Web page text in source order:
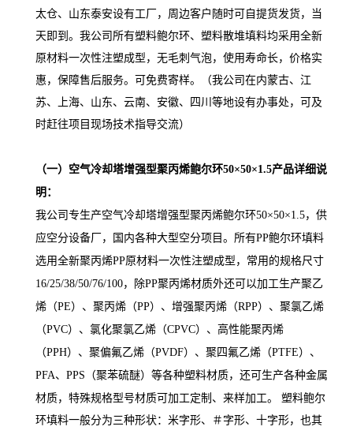
太仓、山东泰安设有工厂，周边客户随时可自提货发货，当
天即到。我公司所有塑料鲍尔环、塑料散堆填料均采用全新
原材料一次性注塑成型，无毛刺气泡，使用寿命长，价格实
惠，保障售后服务。可免费寄样。（我公司在内蒙古、江
苏、上海、山东、云南、安徽、四川等地设有办事处，可及
时赶往项目现场技术指导交流）
（一） 空气冷却塔增强型聚丙烯鲍尔环50×50×1.5产品详细说
明：
我公司专生产空气冷却塔增强型聚丙烯鲍尔环50×50×1.5，供
应空分设备厂，国内各种大型空分项目。所有PP鲍尔环填料
选用全新聚丙烯PP原材料一次性注塑成型，常用的规格尺寸
16/25/38/50/76/100，除PP聚丙烯材质外还可以加工生产聚乙
烯（PE）、聚丙烯（PP）、增强聚丙烯（RPP）、聚氯乙烯
（PVC）、氯化聚氯乙烯（CPVC）、高性能聚丙烯
（PPH）、聚偏氟乙烯（PVDF）、聚四氟乙烯（PTFE）、
PFA、PPS（聚苯硫醚）等各种塑料材质，还可生产各种金属
材质，特殊规格型号材质可加工定制、来样加工。
塑料鲍尔
环填料一般分为三种形状：米字形、＃字形、十字形，也其